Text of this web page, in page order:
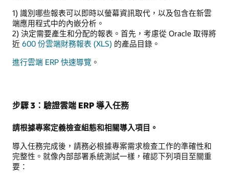
1) 識別哪些報表可以即時以螢幕資訊取代，以及包含在新雲
端應用程式中的內嵌分析。
2) 決定需要產生和分配的報表。首先，考慮從 Oracle 取得將
近 600 份雲端財務報表 (XLS) 的產品目錄。
進行雲端 ERP 快速導覽 。
步驟 3：驗證雲端 ERP 導入任務
請根據專案定義檢查組態和相關導入項目。
導入任務完成後，請務必根據專案需求檢查工作的準確性和
完整性。就像內部部署系統測試一樣，確認下列項目至關重
要：